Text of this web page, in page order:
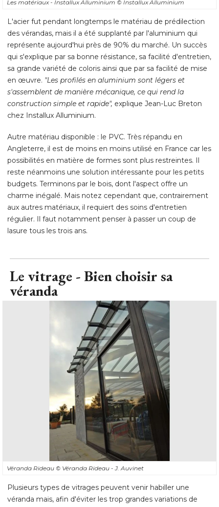
sa grande variété de coloris ainsi que par sa facilité de mise
en œuvre. "Les profilés en aluminium sont légers et
s'assemblent de manière mécanique, ce qui rend la
construction simple et rapide",explique Jean-Luc Breton
chez Installux Alluminium.
Autre matériau disponible : le PVC. Très répandu en
Angleterre, il est de moins en moins utilisé en France car les
possibilités en matière de formes sont plus restreintes. Il
budgets. Terminons par le bois, dont l'aspect offre un
charme inégalé. Mais notez cependant que, contrairement
aux autres matériaux, il requiert des soins d'entretien
régulier. Il faut notamment penser à passer un coup de
lasure tous les trois ans.
Le vitrage - Bien choisir sa
Véranda Rideau© Véranda Rideau - J. Auvinet
Plusieurs types de vitrages peuvent venir habiller une
véranda mais, afin d'éviter les trop grandes variations de
températures, le mieux est d'opter pour un double vitrage à
eux en effet, fini les problèmes de surchauffe en été et de
condensation en hiver !